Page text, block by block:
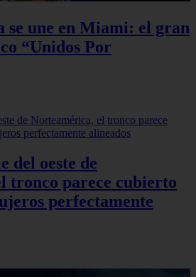
se une en Miami: el gran
“Unidos Por
del oeste de
tronco parece cubierto
perfectamente